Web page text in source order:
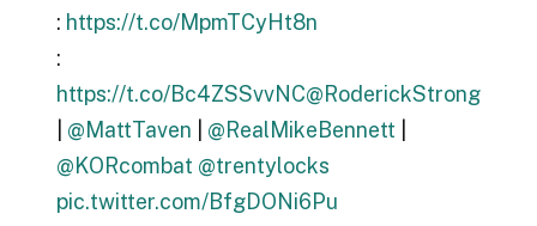
: https://t.co/MpmTCyHt8n
:
https://t.co/Bc4ZSSvvNC@RoderickStrong
@MattTaven @RealMikeBennett
@KORcombat @trentylocks
pic.twitter.com/BfgDONi6Pu